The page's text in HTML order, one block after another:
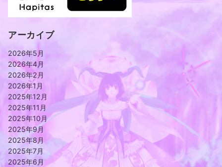
アーカイブ
2026年5月
2026年4月
2026年2月
2026年1月
2025年12月
2025年11月
2025年10月
2025年9月
2025年8月
2025年7月
2025年6月